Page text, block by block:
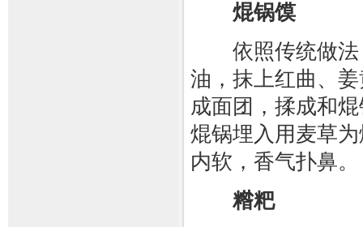
焜锅馍
依照传统做法
油，抹上红曲、
成面团，揉成和
焜锅埋入用麦草
内软，香气扑鼻。
糌粑